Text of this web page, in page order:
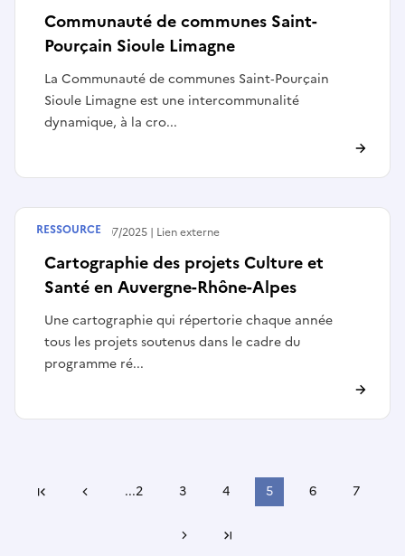
Communauté de communes Saint-
Pourçain Sioule Limagne
La Communauté de communes Saint‑Pourçain
Sioule Limagne est une intercommunalité
dynamique, à la cro...
Cartographie des projets Culture et
Santé en Auvergne-Rhône-Alpes
Une cartographie qui répertorie chaque année
tous les projets soutenus dans le cadre du
programme ré...
Publié le04/07/2025 Lien externe
RESSOURCE
Première pagePage précédente
...2 3 4 5 6 7
Page suivante
Dernière page